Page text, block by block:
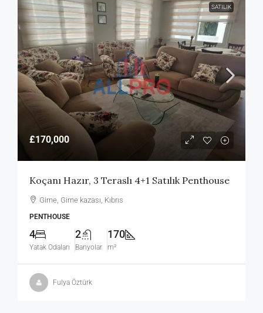
SATILIK
£170,000
Koçanı Hazır, 3 Teraslı 4+1 Satılık Penthouse
Girne, Girne kazası, Kıbrıs
PENTHOUSE
4
Yatak Odaları
2
Banyolar
170
m²
Fulya Öztürk